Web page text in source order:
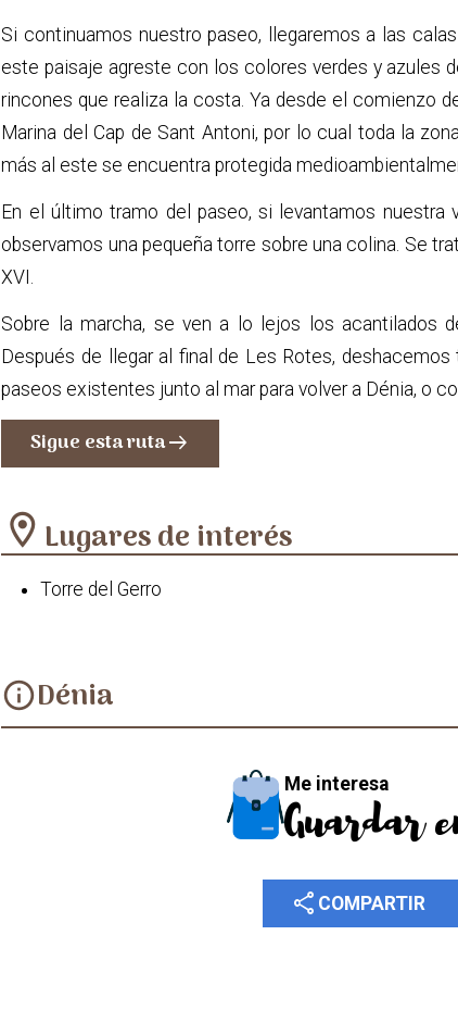
Si continuamos nuestro paseo, llegaremos a las
este paisaje agreste con los colores verdes y azules
rincones que realiza la costa. Ya desde el comienzo
Marina del Cap de Sant Antoni, por lo cual toda la
más al este se encuentra protegida
En el último tramo del paseo, si levantamos
observamos una pequeña torre sobre una colina. Se
XVI.
Sobre la marcha, se ven a lo lejos los acantilados
Después de llegar al final de Les Rotes,
paseos existentes junto al mar para volver a Dénia, o
Sigue esta rutaarrow_right_alt
location_on Lugares de interés
Torre del Gerro
infoDénia
Me interesa
Guardar
share COMPARTIR